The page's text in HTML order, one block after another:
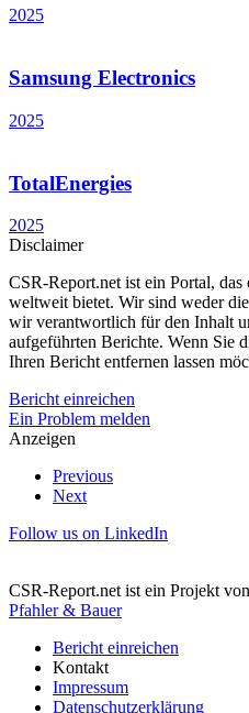
2025
Samsung Electronics
2025
TotalEnergies
2025
Disclaimer
CSR-Report.net ist ein Portal,
weltweit bietet. Wir sind weder
wir verantwortlich für den Inhalt
aufgeführten Berichte. Wenn Sie
Ihren Bericht entfernen lassen
Bericht einreichen
Ein Problem melden
Anzeigen
Previous
Next
Follow us on LinkedIn
CSR-Report.net ist ein Projekt von
Pfahler & Bauer
Bericht einreichen
Kontakt
Impressum
Datenschutzerklärung